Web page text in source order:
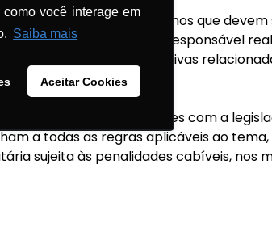
você interage em
Saiba mais
Aceitar Cookies
do paciente, reforçamos que devem
o farmacêutico responsável
respeitar as regras restritivas
por meio remoto.
as práticas consoantes com a
a todas as regras aplicáveis ao tema,
sujeita às penalidades cabíveis, nos